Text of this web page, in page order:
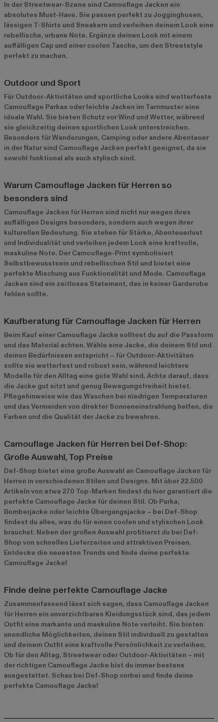
In der Streetwear-Szene sind Camouflage Jacken ein
absolutes Must-Have. Sie passen perfekt zu Jogginghosen,
lässigen T-Shirts und Sneakern und verleihen deinem Look eine
rebellische, urbane Note. Ergänze deinen Look mit einem
auffälligen Cap und einer coolen Tasche, um den Streetstyle
perfekt zu machen.
Outdoor und Sport
Für Outdoor-Aktivitäten und sportliche Looks sind wetterfeste
Camouflage Parkas oder leichte Jacken im Tarnmuster eine
ideale Wahl. Sie bieten Schutz vor Wind und Wetter, während
sie gleichzeitig deinen sportlichen Look unterstreichen.
Besonders für Wanderungen, Camping oder andere Abenteuer
in der Natur sind Camouflage Jacken perfekt geeignet, da sie
sowohl funktional als auch stylisch sind.
Warum Camouflage Jacken für Herren so
besonders sind
Camouflage Jacken für Herren sind nicht nur wegen ihres
auffälligen Designs besonders, sondern auch wegen ihrer
kulturellen Bedeutung. Sie stehen für Stärke, Abenteuerlust
und Individualität und verleihen jedem Look eine kraftvolle,
maskuline Note. Der Camouflage-Print symbolisiert
Selbstbewusstsein und rebellischen Stil und bietet eine
perfekte Mischung aus Funktionalität und Mode. Camouflage
Jacken sind ein zeitloses Statement, das in keiner Garderobe
fehlen sollte.
Kaufberatung für Camouflage Jacken für Herren
Beim Kauf einer Camouflage Jacke solltest du auf die Passform
und das Material achten. Wähle eine Jacke, die deinem Stil und
deinen Bedürfnissen entspricht – für Outdoor-Aktivitäten
sollte sie wetterfest und robust sein, während leichtere
Modelle für den Alltag eine gute Wahl sind. Achte darauf, dass
die Jacke gut sitzt und genug Bewegungsfreiheit bietet.
Pflegehinweise wie das Waschen bei niedrigen Temperaturen
und das Vermeiden von direkter Sonneneinstrahlung helfen, die
Farben und die Qualität der Jacke zu bewahren.
Camouflage Jacken für Herren bei Def-Shop:
Große Auswahl, Top Preise
Def-Shop bietet eine große Auswahl an Camouflage Jacken für
Herren in verschiedenen Stilen und Designs. Mit über 22.500
Artikeln von etwa 270 Top-Marken findest du hier garantiert die
perfekte Camouflage Jacke für deinen Stil. Ob Parka,
Bomberjacke oder leichte Übergangsjacke – bei Def-Shop
findest du alles, was du für einen coolen und stylischen Look
brauchst. Neben der großen Auswahl profitierst du bei Def-
Shop von schnellen Lieferzeiten und attraktiven Preisen.
Entdecke die neuesten Trends und finde deine perfekte
Camouflage Jacke!
Finde deine perfekte Camouflage Jacke
Zusammenfassend lässt sich sagen, dass Camouflage Jacken
für Herren ein unverzichtbares Kleidungsstück sind, das jedem
Outfit eine markante und maskuline Note verleiht. Sie bieten
unendliche Möglichkeiten, deinen Stil individuell zu gestalten
und deinem Outfit eine kraftvolle Persönlichkeit zu verleihen.
Ob für den Alltag, Streetwear oder Outdoor-Aktivitäten – mit
der richtigen Camouflage Jacke bist du immer bestens
ausgestattet. Schau bei Def-Shop vorbei und finde deine
perfekte Camouflage Jacke!